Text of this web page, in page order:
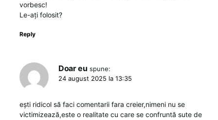
vorbesc!
Le-ați folosit?
Reply
Doar eu spune:
24 august 2025 la 13:35
ești ridicol să faci comentarii fara creier,nimeni nu se
victimizează,este o realitate cu care se confruntă sute de